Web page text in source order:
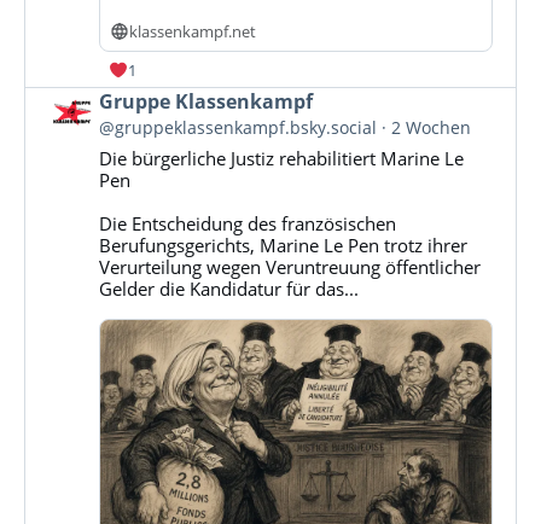
klassenkampf.net
1
Beitrag
von
Gruppe
Klassenkampf
Bluesky
ansehen
Gruppe Klassenkampf
@gruppeklassenkampf.bsky.social 2 Wochen
Die bürgerliche Justiz rehabilitiert Marine Le
Pen
Die Entscheidung des französischen
Berufungsgerichts, Marine Le Pen trotz ihrer
Verurteilung wegen Veruntreuung öffentlicher
Gelder die Kandidatur für das...